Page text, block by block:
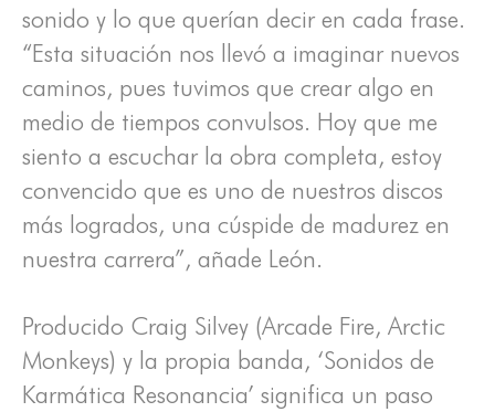
sonido y lo que querían decir en cada frase.
“Esta situación nos llevó a imaginar nuevos
caminos, pues tuvimos que crear algo en
medio de tiempos convulsos. Hoy que me
siento a escuchar la obra completa, estoy
convencido que es uno de nuestros discos
más logrados, una cúspide de madurez en
nuestra carrera”, añade León.
Producido Craig Silvey (Arcade Fire, Arctic
Monkeys) y la propia banda, ‘Sonidos de
Karmática Resonancia’ significa un paso